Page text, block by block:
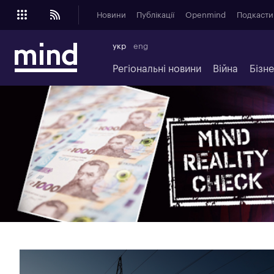
Новини Публікації Openmind Подкасти
укр eng
Регіональні новини Війна